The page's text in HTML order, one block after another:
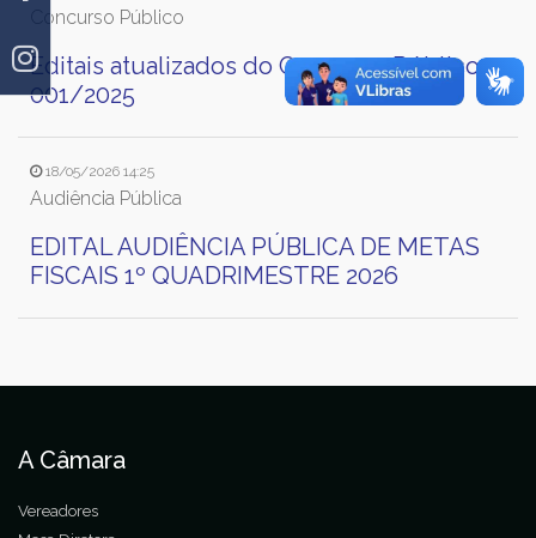
Concurso Público
Editais atualizados do Concurso Público
001/2025
18/05/2026 14:25
Audiência Pública
EDITAL AUDIÊNCIA PÚBLICA DE METAS
FISCAIS 1º QUADRIMESTRE 2026
A Câmara
Vereadores